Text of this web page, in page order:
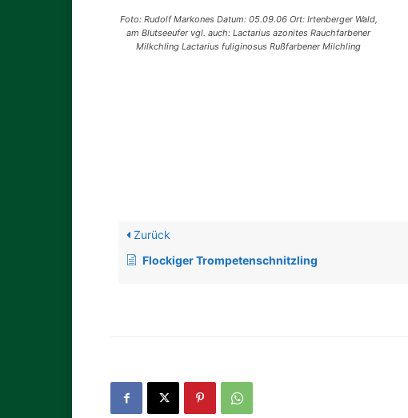
Foto: Rudolf Markones Datum: 05.09.06 Ort: Irtenberger Wald,
am Blutseeufer vgl. auch: Lactarius azonites Rauchfarbener
Milkchling Lactarius fuliginosus Rußfarbener Milchling
Zurück
Flockiger Trompetenschnitzling